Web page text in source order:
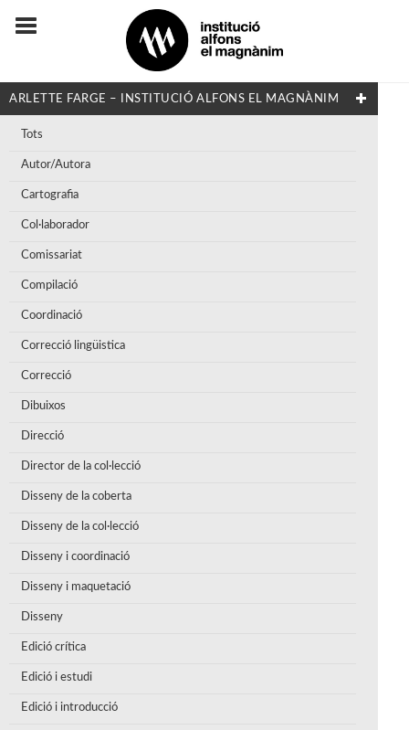
ARLETTE FARGE – INSTITUCIÓ ALFONS EL MAGNÀNIM
Tots
Autor/Autora
Cartografia
Col·laborador
Comissariat
Compilació
Coordinació
Correcció lingüistica
Correcció
Dibuixos
Direcció
Director de la col·lecció
Disseny de la coberta
Disseny de la col·lecció
Disseny i coordinació
Disseny i maquetació
Disseny
Edició crítica
Edició i estudi
Edició i introducció